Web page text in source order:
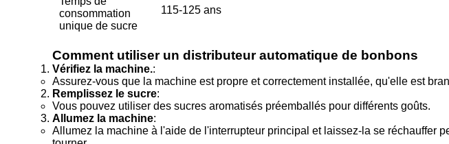
consommation
unique de sucre
115-125 ans
Comment utiliser un distributeur automatique de bonbons
Vérifiez la machine.:
Assurez-vous que la machine est propre et correctement installée, qu'elle est
Remplissez le sucre:
Vous pouvez utiliser des sucres aromatisés préemballés pour différents goûts.
Allumez la machine:
Allumez la machine à l'aide de l'interrupteur principal et laissez-la se réchauffer